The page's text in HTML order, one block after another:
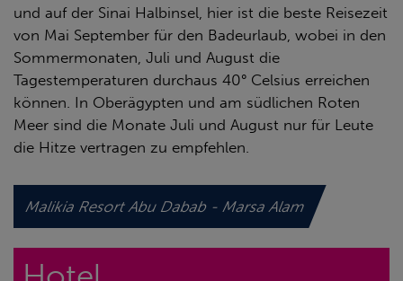
und auf der Sinai Halbinsel, hier ist die beste Reisezeit
von Mai September für den Badeurlaub, wobei in den
Sommermonaten, Juli und August die
Tagestemperaturen durchaus 40° Celsius erreichen
können. In Oberägypten und am südlichen Roten
Meer sind die Monate Juli und August nur für Leute
die Hitze vertragen zu empfehlen.
Malikia Resort Abu Dabab - Marsa Alam